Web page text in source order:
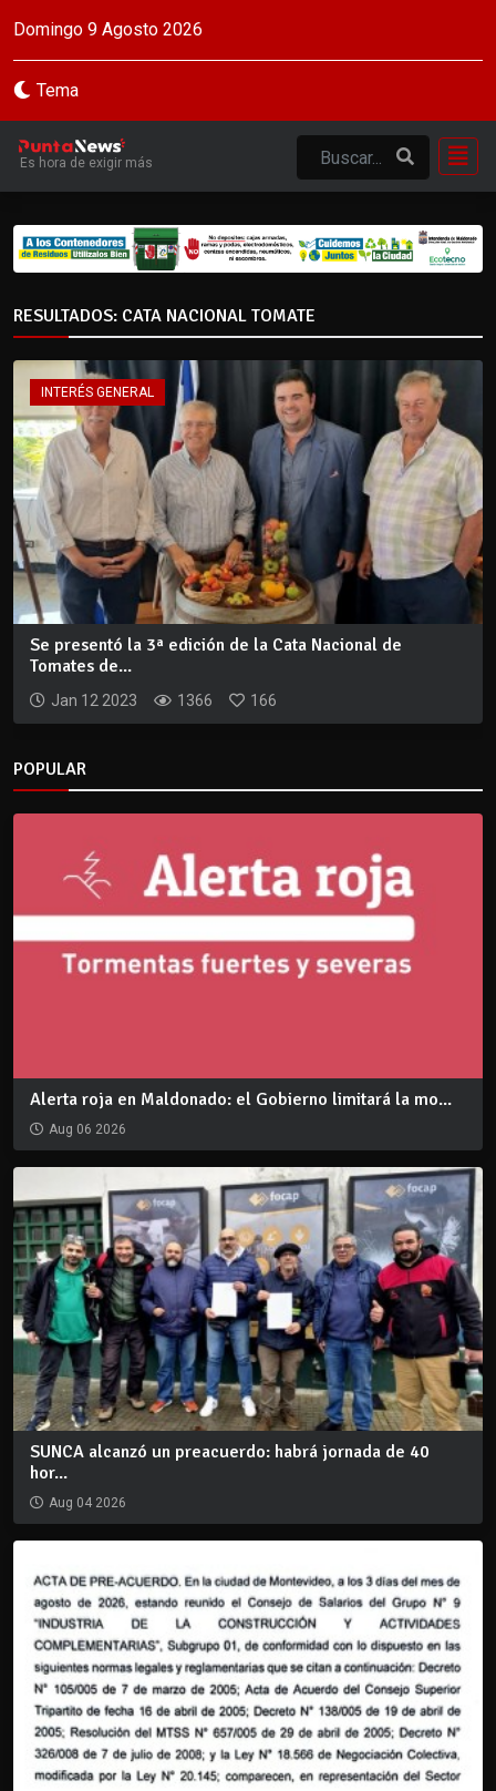
Domingo 9 Agosto 2026
Tema
Es hora de exigir más
RESULTADOS: CATA NACIONAL TOMATE
INTERÉS GENERAL
Se presentó la 3ª edición de la Cata Nacional de
Tomates de...
Jan 12 2023 1366 166
POPULAR
Alerta roja en Maldonado: el Gobierno limitará la mo...
Aug 06 2026
SUNCA alcanzó un preacuerdo: habrá jornada de 40
hor...
Aug 04 2026